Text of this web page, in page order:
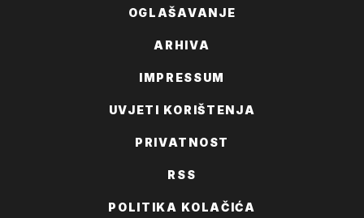
OGLAŠAVANJE
ARHIVA
IMPRESSUM
UVJETI KORIŠTENJA
PRIVATNOST
RSS
POLITIKA KOLAČIĆA